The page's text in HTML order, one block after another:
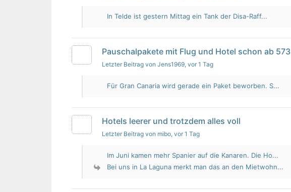
In Telde ist gestern Mittag ein Tank der Disa-Raff...
Pauschalpakete mit Flug und Hotel schon ab 573
Letzter Beitrag von Jens1969, vor 1 Tag
Für Gran Canaria wird gerade ein Paket beworben. S...
Hotels leerer und trotzdem alles voll
Letzter Beitrag von mibo, vor 1 Tag
Im Juni kamen mehr Spanier auf die Kanaren. Die Ho...
Bei uns in La Laguna merkt man das an den Mietwohn...